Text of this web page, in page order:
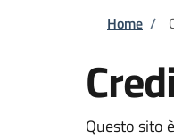
Home /
Questo sito